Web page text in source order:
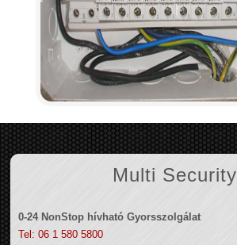
Multi Security
0-24 NonStop hívható Gyorsszolgálat
Tel: 06 1 580 5800